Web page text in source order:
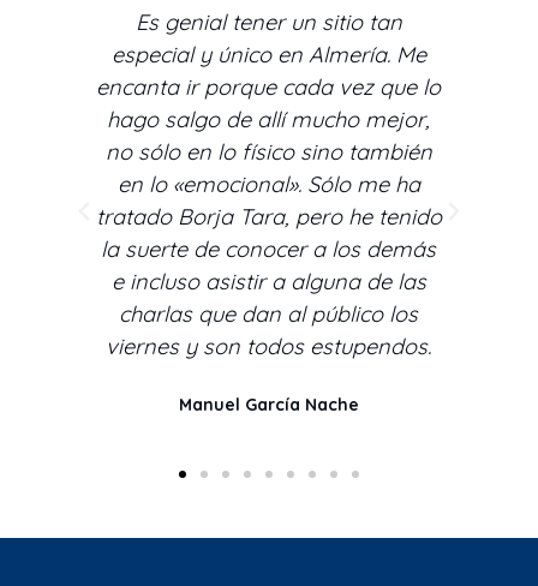
Es genial tener un sitio tan
especial y único en Almería. Me
encanta ir porque cada vez que lo
hago salgo de allí mucho mejor,
no sólo en lo físico sino también
en lo «emocional». Sólo me ha
tratado Borja Tara, pero he tenido
la suerte de conocer a los demás
e incluso asistir a alguna de las
charlas que dan al público los
viernes y son todos estupendos.
Manuel García Nache